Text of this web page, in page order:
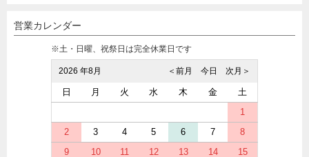
営業カレンダー
※土・日曜、祝祭日は完全休業日です
2026 年8月 次月＞
今日
＜前月
日 月 火 水 木 金
土
1
2
3 4 5 6 7
8
9
10 11 12 13 14 15